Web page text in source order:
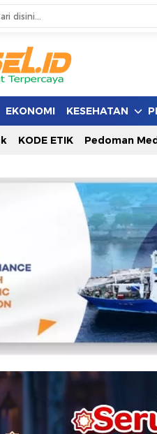
EKONOMI KESEHATAN
KODE ETIK Pedoman